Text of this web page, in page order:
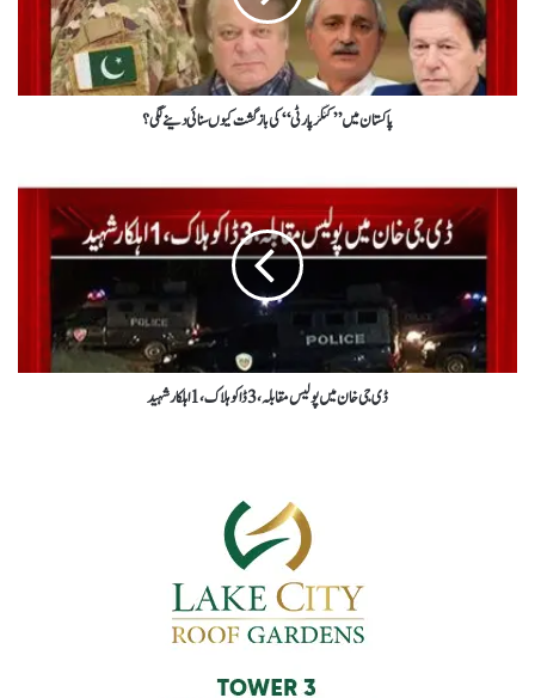
پاکستان میں ’’کنگز پارٹی‘‘ کی بازگشت کیوں سنائی دینے لگی؟
ڈی جی خان میں پولیس مقابلہ، 3 ڈاکو ہلاک،1اہلکار شہید